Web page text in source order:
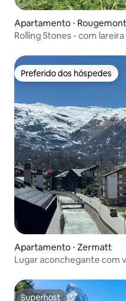
Apartamento ⋅ Rougemont
Rolling Stones - com
Preferido dos hóspedes
Preferido dos hóspedes
Apartamento ⋅ Zermatt
Lugar aconchegante com
Superhost